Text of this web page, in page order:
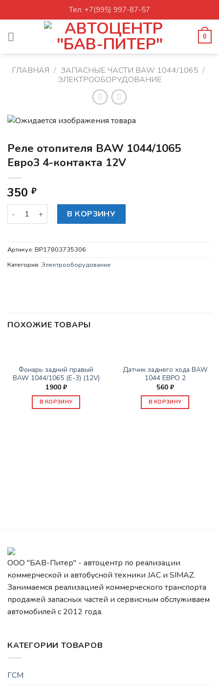
to
Тел: +7(995) 997-87-57
0
ГЛАВНАЯ / ЗАПАСНЫЕ ЧАСТИ BAW 1044/1065 /
ЭЛЕКТРООБОРУДОВАНИЕ
Реле отопителя BAW 1044/1065
Евро3 4-контакта 12V
350 ₽
Количество товара Реле отопителя BAW 1044/1065 Евро3
В КОРЗИНУ
Артикул: BP17803735306
Категория: Электрооборудование
ПОХОЖИЕ ТОВАРЫ
Фонарь задний правый
BAW 1044/1065 (Е-3) (12V)
1900 ₽
В КОРЗИНУ
Датчик заднего хода BAW
1044 ЕВРО 2
560 ₽
В КОРЗИНУ
ООО "БАВ-Питер" - автоцентр по реализации
коммерческой и автобусной техники JAC и SIMAZ.
Занимаемся реализацией коммерческого транспорта
продажей запасных частей и сервисным обслуживаем
автомобилей c 2012 года.
КАТЕГОРИИ ТОВАРОВ
ГСМ